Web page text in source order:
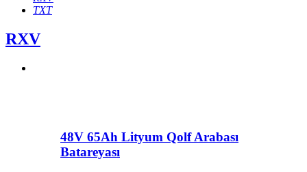
TXT
RXV
48V 65Ah Lityum Qolf Arabası
Batareyası